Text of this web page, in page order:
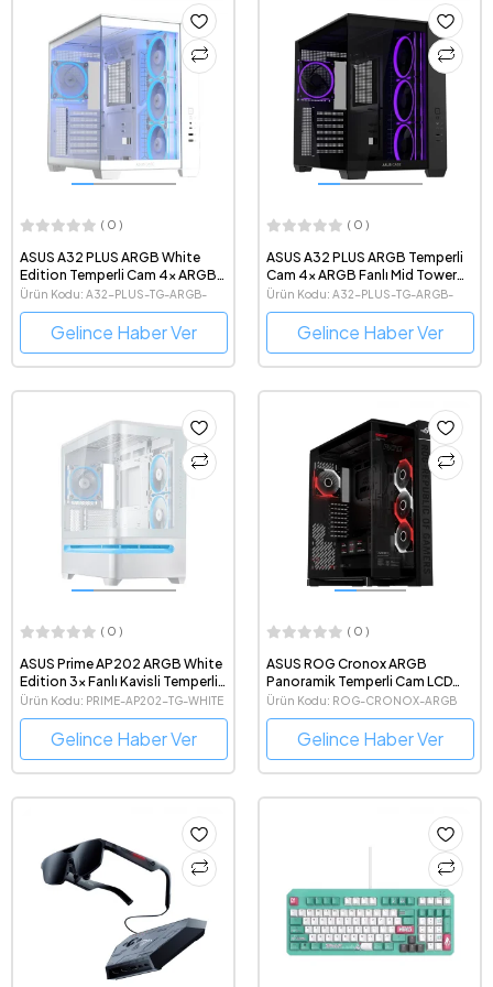
( 0 )
ASUS A32 PLUS ARGB White
Edition Temperli Cam 4x ARGB
Fanlı Mid Tower ATX Beyaz
Gaming Kasa
Ürün Kodu: A32-PLUS-TG-ARGB-
WHITE
Gelince Haber Ver
( 0 )
ASUS A32 PLUS ARGB Temperli
Cam 4x ARGB Fanlı Mid Tower
Siyah ATX Gaming Kasa
Ürün Kodu: A32-PLUS-TG-ARGB-
BLACK
Gelince Haber Ver
( 0 )
ASUS Prime AP202 ARGB White
Edition 3x Fanlı Kavisli Temperli
Cam Beyaz Gaming Bilgisayar
Kasası
Ürün Kodu: PRIME-AP202-TG-WHITE
Gelince Haber Ver
( 0 )
ASUS ROG Cronox ARGB
Panoramik Temperli Cam LCD
Ekranlı e-ATX Full-Tower
Gaming Bilgisayar Kasası
Ürün Kodu: ROG-CRONOX-ARGB
Gelince Haber Ver